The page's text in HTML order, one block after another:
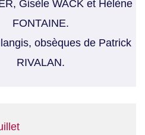
Gisèle WACK et Hélène
FONTAINE.
obsèques de Patrick
RIVALAN.